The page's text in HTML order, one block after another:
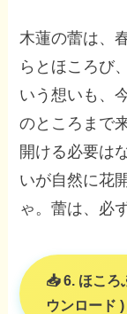
木蓮の蕾は、
らとほころび
いう想いも、
のところまで
開ける必要は
いが自然に花
ゃ。蕾は、必
6. ほころ
ウンロード )